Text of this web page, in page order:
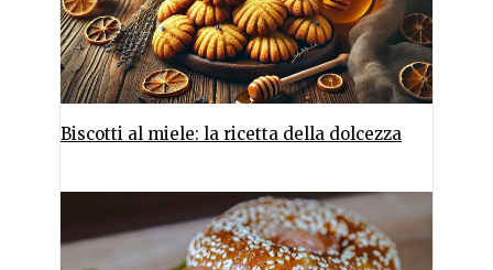
Biscotti al miele: la ricetta della dolcezza